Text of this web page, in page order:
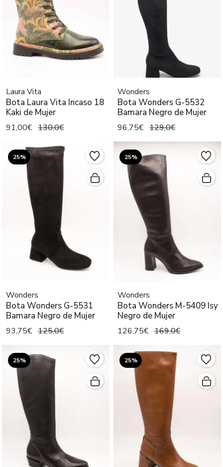
Laura Vita
Bota Laura Vita Incaso 18
Kaki de Mujer
91,00€ 130,0€
Wonders
Bota Wonders G-5532
Bamara Negro de Mujer
96,75€ 129,0€
25%
Wonders
Bota Wonders G-5531
Bamara Negro de Mujer
93,75€ 125,0€
25%
Wonders
Bota Wonders M-5409 Isy
Negro de Mujer
126,75€ 169,0€
25% 25%